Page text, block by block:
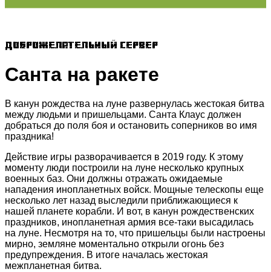
Доброжелательный сервер
Санта на ракете
В канун рождества на луне развернулась жестокая битва
между людьми и пришельцами. Санта Клаус должен
добраться до поля боя и остановить соперников во имя
праздника!
Действие игры разворачивается в 2019 году. К этому
моменту люди построили на луне несколько крупных
военных баз. Они должны отражать ожидаемые
нападения инопланетных войск. Мощные телескопы еще
несколько лет назад выследили приближающиеся к
нашей планете корабли. И вот, в канун рождественских
праздников, инопланетная армия все-таки высадилась
на луне. Несмотря на то, что пришельцы были настроены
мирно, земляне моментально открыли огонь без
предупреждения. В итоге началась жестокая
межпланетная битва.